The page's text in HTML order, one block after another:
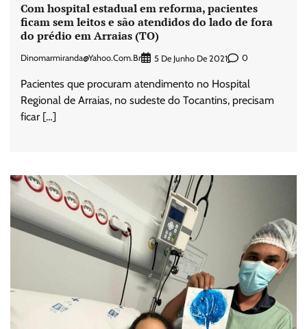
Com hospital estadual em reforma, pacientes
ficam sem leitos e são atendidos do lado de fora
do prédio em Arraias (TO)
Dinomarmiranda@yahoo.com.br 5 De Junho De 2021 0
Pacientes que procuram atendimento no Hospital
Regional de Arraias, no sudeste do Tocantins, precisam
ficar […]